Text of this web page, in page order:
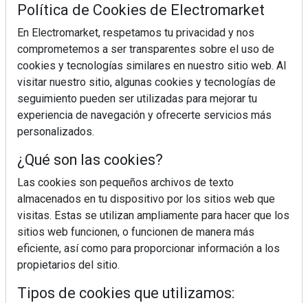
REVISTA 378
Política de Cookies de Electromarket
En Electromarket, respetamos tu privacidad y nos
comprometemos a ser transparentes sobre el uso de
cookies y tecnologías similares en nuestro sitio web. Al
visitar nuestro sitio, algunas cookies y tecnologías de
seguimiento pueden ser utilizadas para mejorar tu
experiencia de navegación y ofrecerte servicios más
personalizados.
¿Qué son las cookies?
Las cookies son pequeños archivos de texto
almacenados en tu dispositivo por los sitios web que
visitas. Estas se utilizan ampliamente para hacer que los
sitios web funcionen, o funcionen de manera más
eficiente, así como para proporcionar información a los
propietarios del sitio.
Tipos de cookies que utilizamos: